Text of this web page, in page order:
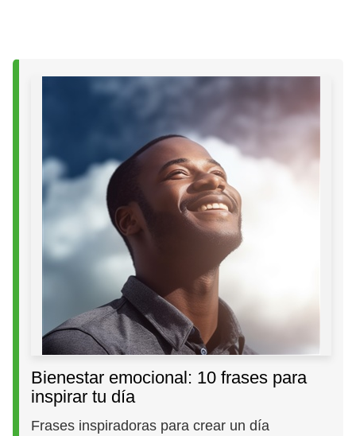
Bienestar emocional: 10 frases para
inspirar tu día
Frases inspiradoras para crear un día